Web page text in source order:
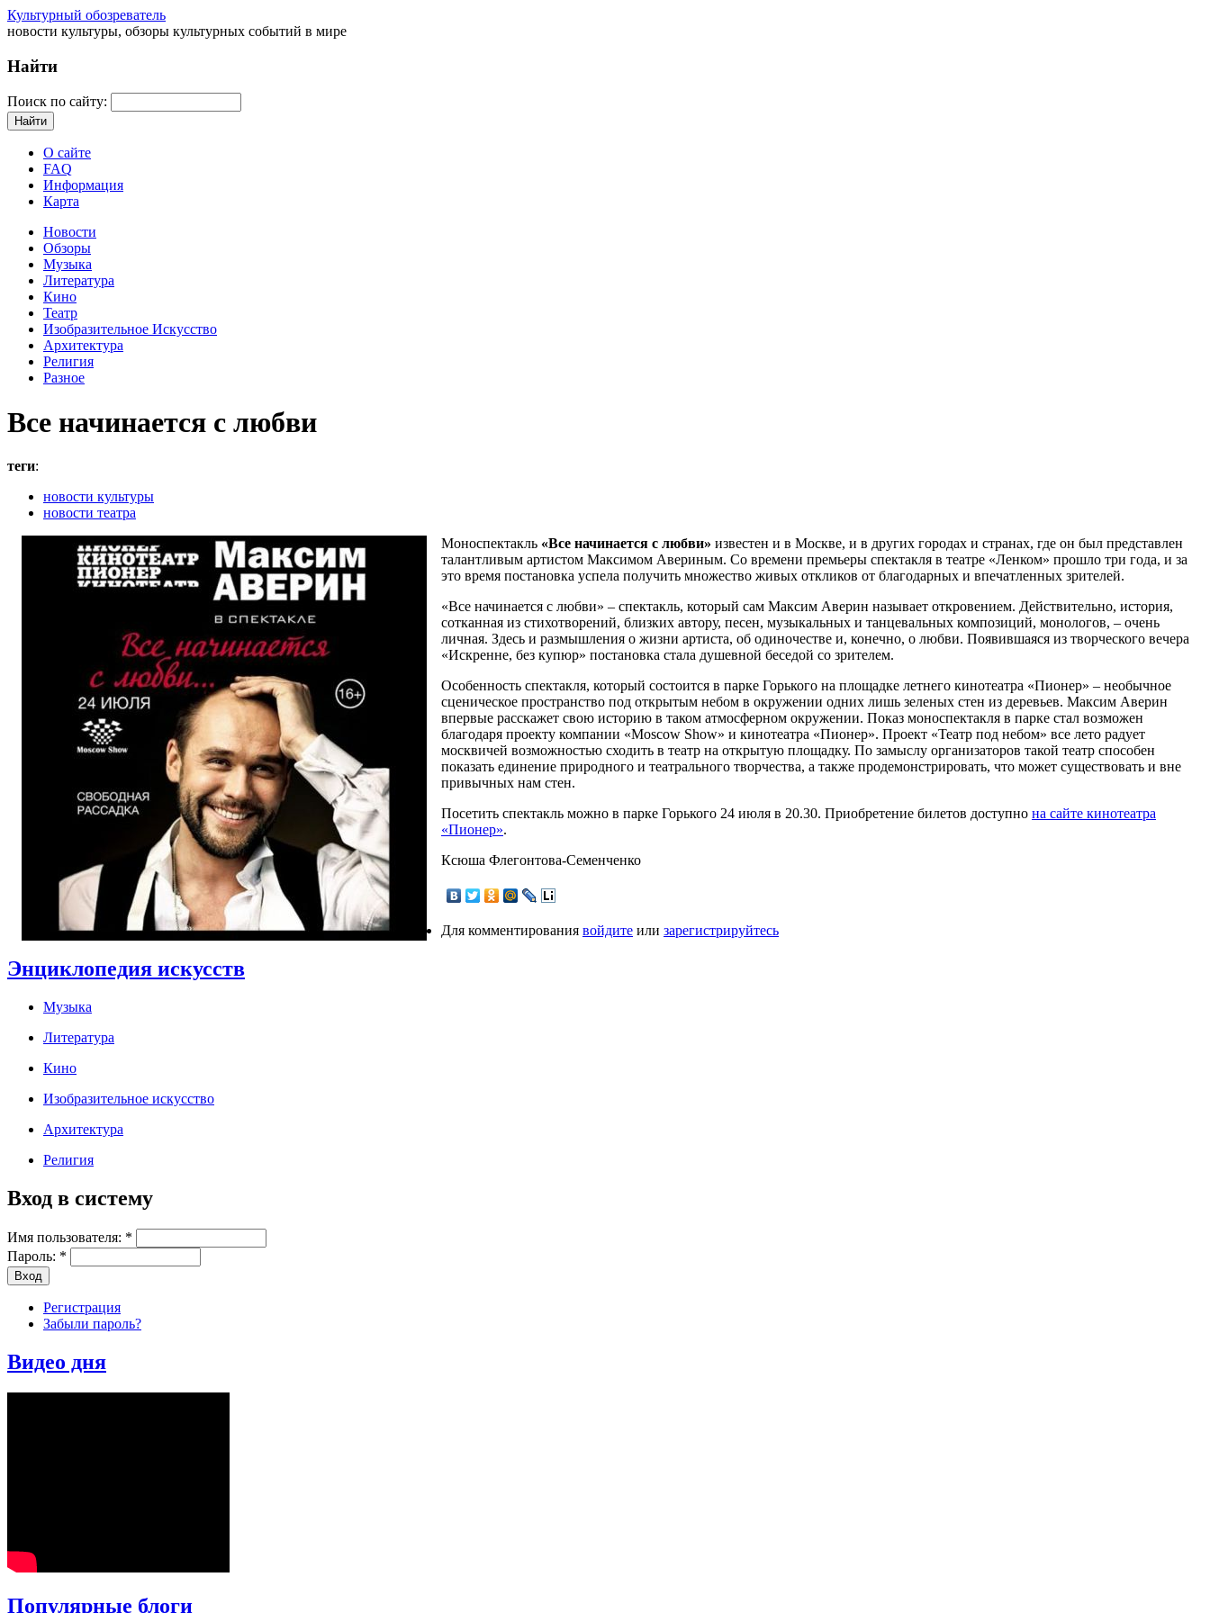
Культурный обозреватель
новости культуры, обзоры культурных событий в мире
Найти
Поиск по сайту:
О сайте
FAQ
Информация
Карта
Новости
Обзоры
Музыка
Литература
Кино
Театр
Изобразительное Искусство
Архитектура
Религия
Разное
Все начинается с любви
теги:
новости культуры
новости театра
Моноспектакль «Все начинается с любви» известен и в Москве, и в других городах и странах, где он был представлен
талантливым артистом Максимом Авериным. Со времени премьеры спектакля в театре «Ленком» прошло три года, и за
это время постановка успела получить множество живых откликов от благодарных и впечатленных зрителей.
«Все начинается с любви» – спектакль, который сам Максим Аверин называет откровением. Действительно, история,
сотканная из стихотворений, близких автору, песен, музыкальных и танцевальных композиций, монологов, – очень
личная. Здесь и размышления о жизни артиста, об одиночестве и, конечно, о любви. Появившаяся из творческого вечера
«Искренне, без купюр» постановка стала душевной беседой со зрителем.
Особенность спектакля, который состоится в парке Горького на площадке летнего кинотеатра «Пионер» – необычное
сценическое пространство под открытым небом в окружении одних лишь зеленых стен из деревьев. Максим Аверин
впервые расскажет свою историю в таком атмосферном окружении. Показ моноспектакля в парке стал возможен
благодаря проекту компании «Moscow Show» и кинотеатра «Пионер». Проект «Театр под небом» все лето радует
москвичей возможностью сходить в театр на открытую площадку. По замыслу организаторов такой театр способен
показать единение природного и театрального творчества, а также продемонстрировать, что может существовать и вне
привычных нам стен.
Посетить спектакль можно в парке Горького 24 июля в 20.30. Приобретение билетов доступно на сайте кинотеатра
«Пионер».
Ксюша Флегонтова-Семенченко
Для комментирования войдите или зарегистрируйтесь
Энциклопедия искусств
Музыка
Литература
Кино
Изобразительное искусство
Архитектура
Религия
Вход в систему
Имя пользователя: *
Пароль: *
Регистрация
Забыли пароль?
Видео дня
Популярные блоги